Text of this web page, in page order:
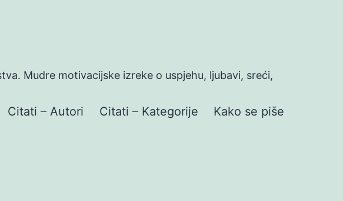
Mudre motivacijske izreke o uspjehu, ljubavi, sreći,
Citati – Autori Citati – Kategorije Kako se piše